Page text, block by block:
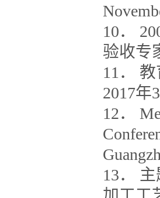
10．
验收专
11．
2017年
12．
13．